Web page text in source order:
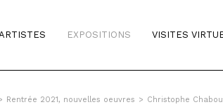
EXPOSITIONS VISITES
Rentrée 2021, nouvelles oeuvres > Christophe